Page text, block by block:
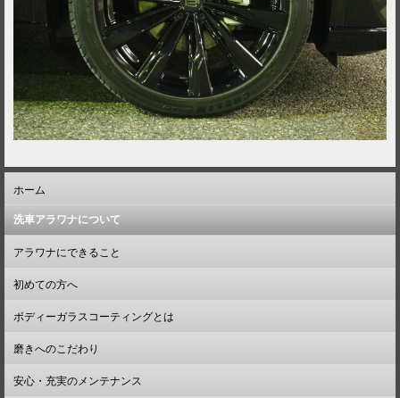
ホーム
洗車アラワナについて
アラワナにできること
初めての方へ
ボディーガラスコーティングとは
磨きへのこだわり
安心・充実のメンテナンス